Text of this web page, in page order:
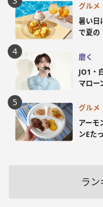
グルメ
暑い日
で夏の
磨く
JO1・
マロー
グルメ
アー
ンEた
ラ